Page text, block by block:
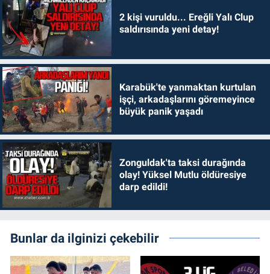
2 kişi vuruldu... Ereğli Yalı Clup
saldırısında yeni detay!
Karabük'te yanmaktan kurtulan
işçi, arkadaşlarını göremeyince
büyük panik yaşadı
Zonguldak'ta taksi durağında
olay! Yüksel Mutlu öldüresiye
darp edildi!
Bunlar da ilginizi çekebilir